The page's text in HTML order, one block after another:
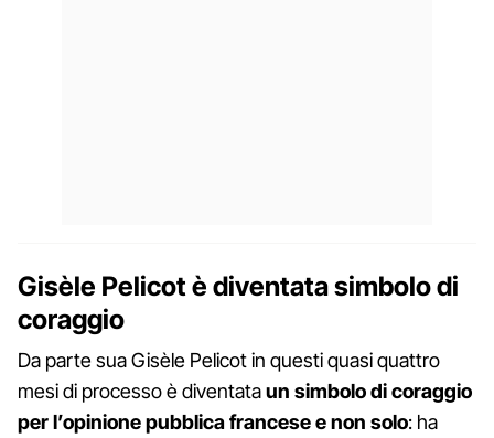
Gisèle Pelicot è diventata simbolo di
coraggio
Da parte sua Gisèle Pelicot in questi quasi quattro
mesi di processo è diventataun simbolo di coraggio
per l’opinione pubblica francese e non solo: ha